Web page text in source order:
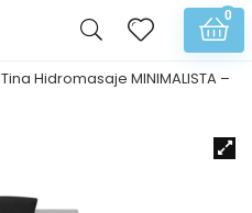
0
Tina Hidromasaje MINIMALISTA –